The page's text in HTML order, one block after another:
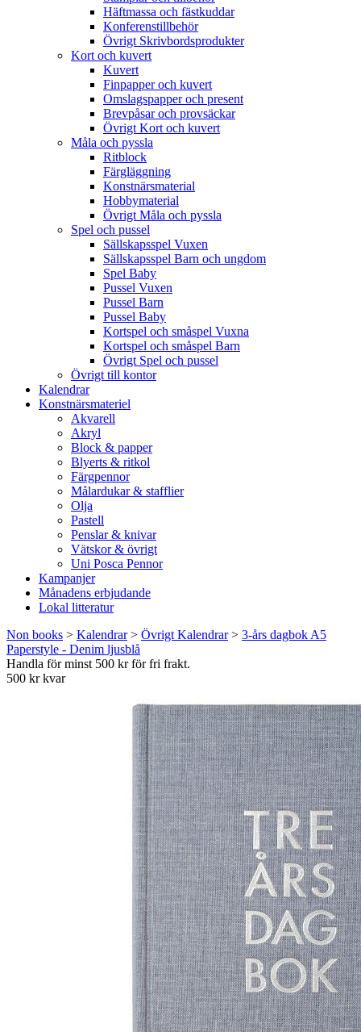
Häftmassa och fästkuddar
Konferenstillbehör
Övrigt Skrivbordsprodukter
Kort och kuvert
Kuvert
Finpapper och kuvert
Omslagspapper och present
Brevpåsar och provsäckar
Övrigt Kort och kuvert
Måla och pyssla
Ritblock
Färgläggning
Konstnärsmaterial
Hobbymaterial
Övrigt Måla och pyssla
Spel och pussel
Sällskapsspel Vuxen
Sällskapsspel Barn och ungdom
Spel Baby
Pussel Vuxen
Pussel Barn
Pussel Baby
Kortspel och småspel Vuxna
Kortspel och småspel Barn
Övrigt Spel och pussel
Övrigt till kontor
Kalendrar
Konstnärsmateriel
Akvarell
Akryl
Block & papper
Blyerts & ritkol
Färgpennor
Målardukar & stafflier
Olja
Pastell
Penslar & knivar
Vätskor & övrigt
Uni Posca Pennor
Kampanjer
Månadens erbjudande
Lokal litteratur
Non books > Kalendrar> Övrigt Kalendrar> 3-års dagbok A5
Paperstyle - Denim ljusblå
Handla för minst 500 kr för fri frakt.
500 kr kvar